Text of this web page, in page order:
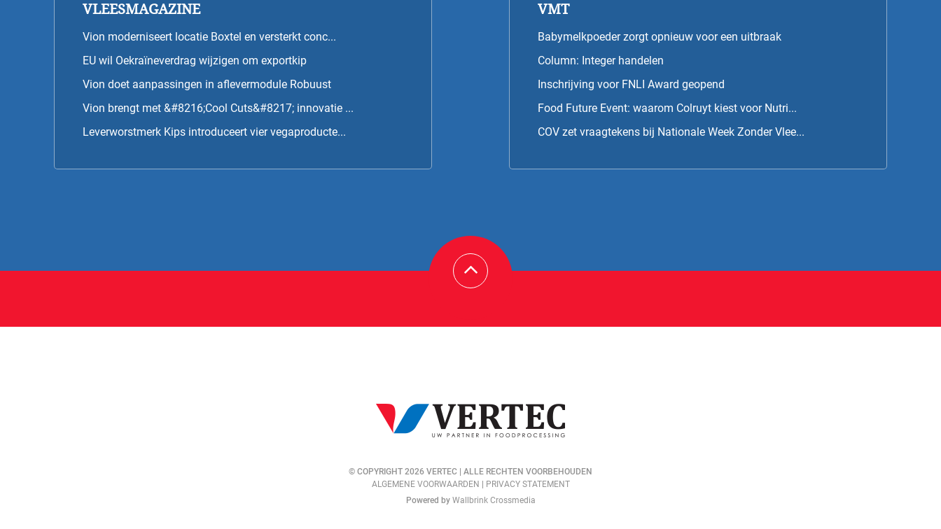
VLEESMAGAZINE
Vion moderniseert locatie Boxtel en versterkt conc...
EU wil Oekraïneverdrag wijzigen om exportkip
Vion doet aanpassingen in aflevermodule Robuust
Vion brengt met &#8216;Cool Cuts&#8217; innovatie ...
Leverworstmerk Kips introduceert vier vegaproducte...
VMT
Babymelkpoeder zorgt opnieuw voor een uitbraak
Column: Integer handelen
Inschrijving voor FNLI Award geopend
Food Future Event: waarom Colruyt kiest voor Nutri...
COV zet vraagtekens bij Nationale Week Zonder Vlee...
© COPYRIGHT 2026 VERTEC | ALLE RECHTEN VOORBEHOUDEN
ALGEMENE VOORWAARDEN
PRIVACY STATEMENT
Powered by Wallbrink Crossmedia